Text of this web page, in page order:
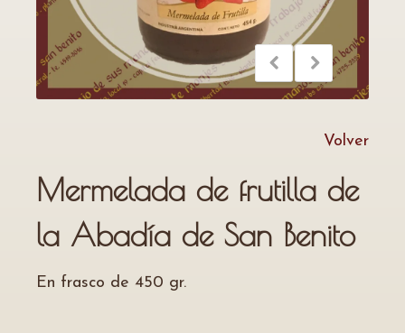
Volver
Mermelada de frutilla de
la Abadía de San Benito
En frasco de 450 gr.